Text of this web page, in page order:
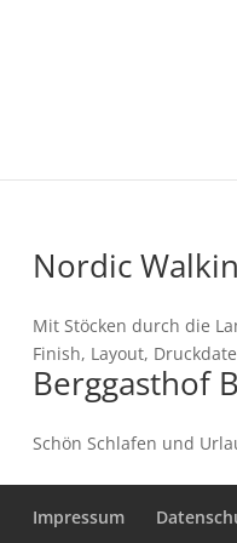
Nordic
Mit Stöcken durch die
Finish, Layout,
Berggasthof
Schön Schlafen und
Impressum